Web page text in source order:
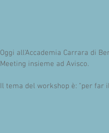
Oggi all'Accademia Carrara di
Meeting insieme ad Avisco.
Il tema del workshop è: "per far il